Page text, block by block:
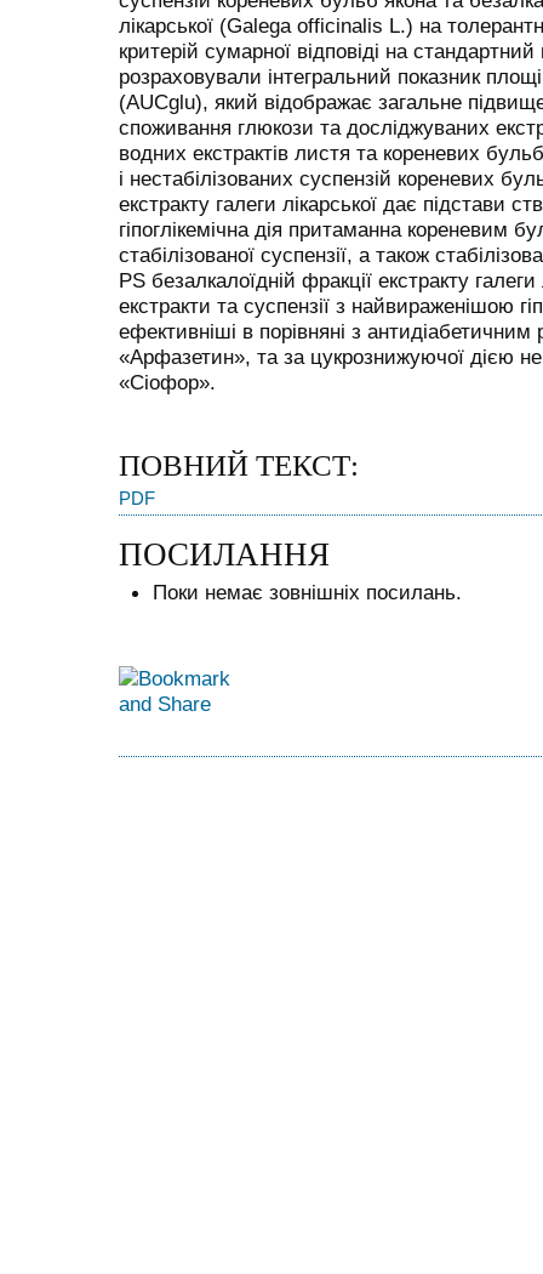
лікарської (Galega officinalis L.) на
критерій сумарної відповіді на
розраховували інтегральний показник
(AUCglu), який відображає загальне
споживання глюкози та досліджуваних
водних екстрактів листя та кореневих
і нестабілізованих суспензій кореневих
екстракту галеги лікарської дає підстави
гіпоглікемічна дія притаманна кореневим
стабілізованої суспензії, а також
PS безалкалоїдній фракції екстракту
екстракти та суспензії з найвираженішою
ефективніші в порівняні з
«Арфазетин», та за цукрознижуючої дією
«Сіофор».
ПОВНИЙ ТЕКСТ:
PDF
ПОСИЛАННЯ
Поки немає зовнішніх посилань.